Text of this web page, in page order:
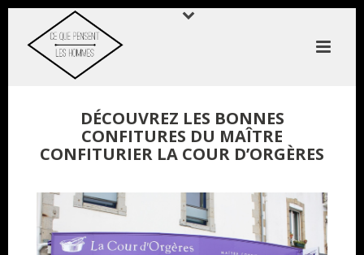
DÉCOUVREZ LES BONNES
CONFITURES DU MAÎTRE
CONFITURIER LA COUR D’ORGÈRES